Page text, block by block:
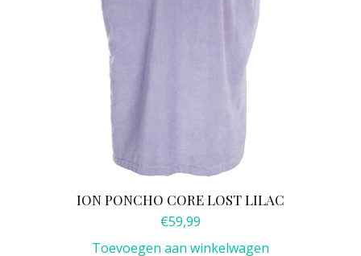
ION PONCHO CORE LOST LILAC
€59,99
Toevoegen aan winkelwagen